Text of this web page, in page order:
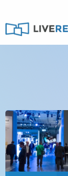
Een uitgebreid